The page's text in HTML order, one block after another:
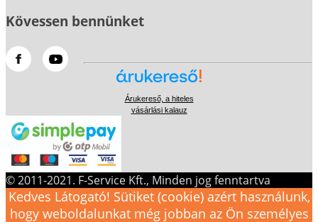
Kövessen bennünket
Árukereső, a hiteles
vásárlási kalauz
© 2011-2021. F-Service Kft., Minden jog fenntartva
Kedves Látogató! Sütiket (cookie) azért használunk,
hogy weboldalunkat még jobban az Ön személyes